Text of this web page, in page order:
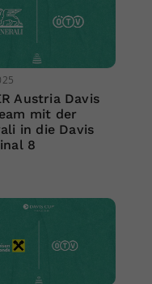
Austria Davis
mit der
in die Davis
8